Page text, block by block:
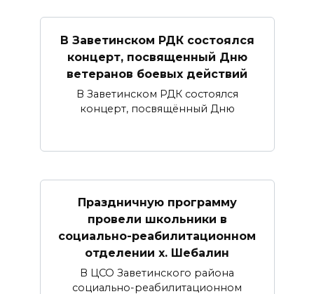
В Заветинском РДК состоялся
концерт, посвященный Дню
ветеранов боевых действий
В Заветинском РДК состоялся
концерт, посвящённый Дню
Праздничную программу
провели школьники в
социально-реабилитационном
отделении х. Шебалин
В ЦСО Заветинского района
социально-реабилитационном